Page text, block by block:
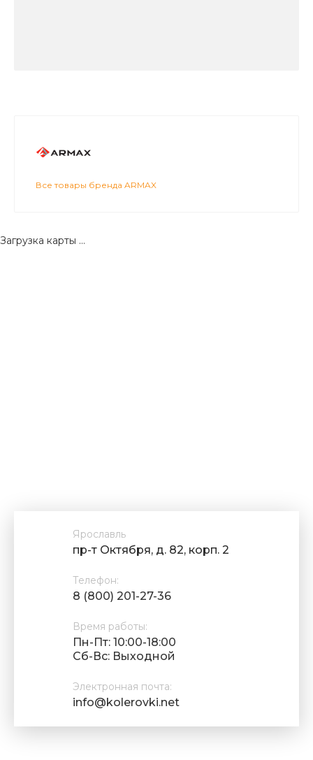
Все товары бренда ARMAX
Загрузка карты ...
Ярославль
пр-т Октября, д. 82, корп. 2
Телефон:
8 (800) 201-27-36
Время работы:
Пн-Пт: 10:00-18:00
Cб-Вс: Выходной
Электронная почта:
info@kolerovki.net